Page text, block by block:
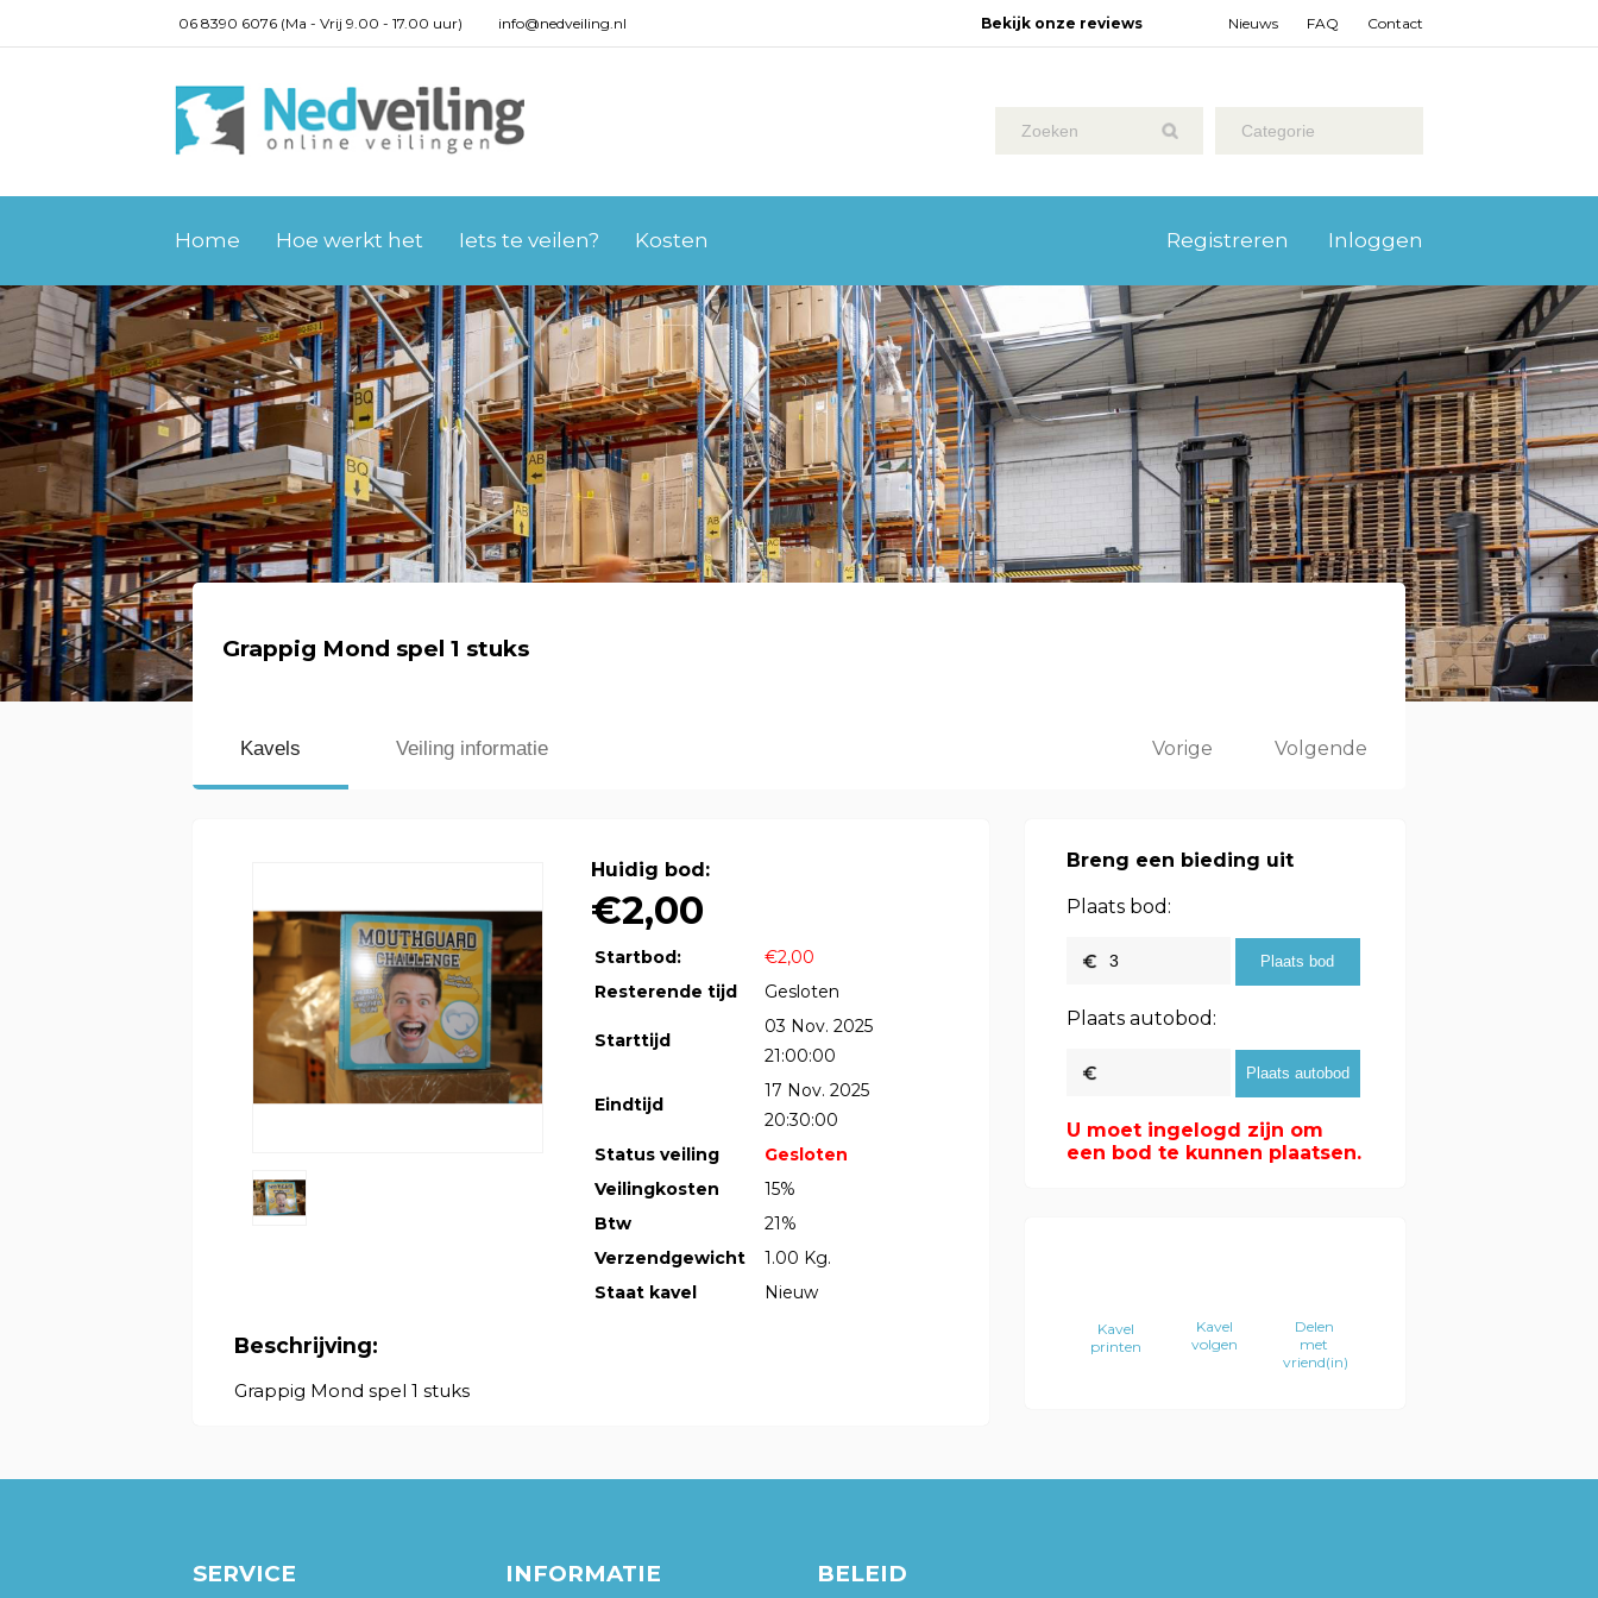
06 8390 6076 (Ma - Vrij 9.00 - 17.00 uur) info@nedveiling.nl Contact
FAQ
Nieuws
Bekijk onze reviews
Categorie
Home Hoe werkt het Iets te veilen? Kosten Inloggen
Registreren
Grappig Mond spel 1 stuks
Kavels Veiling informatie Vorige Volgende
Huidig bod:
€2,00
Startbod:
€2,00
Resterende tijd
Gesloten
Starttijd
03 Nov. 2025
21:00:00
Eindtijd
17 Nov. 2025
20:30:00
Status veiling
Gesloten
Veilingkosten
15%
Btw
21%
Verzendgewicht
1.00 Kg.
Staat kavel
Nieuw
Beschrijving:
Grappig Mond spel 1 stuks
Breng een bieding uit
Plaats bod:
Plaats autobod:
U moet ingelogd zijn om
een bod te kunnen plaatsen.
Kavel
printen
Kavel
volgen
Delen
met
vriend(in)
SERVICE INFORMATIE BELEID